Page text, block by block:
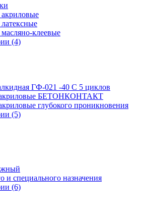
клеевые
(4)
ГФ-021 -40 С 5 циклов
акриловые БЕТОНКОНТАКТ
глубокого проникновения
(5)
и специального назначения
(6)